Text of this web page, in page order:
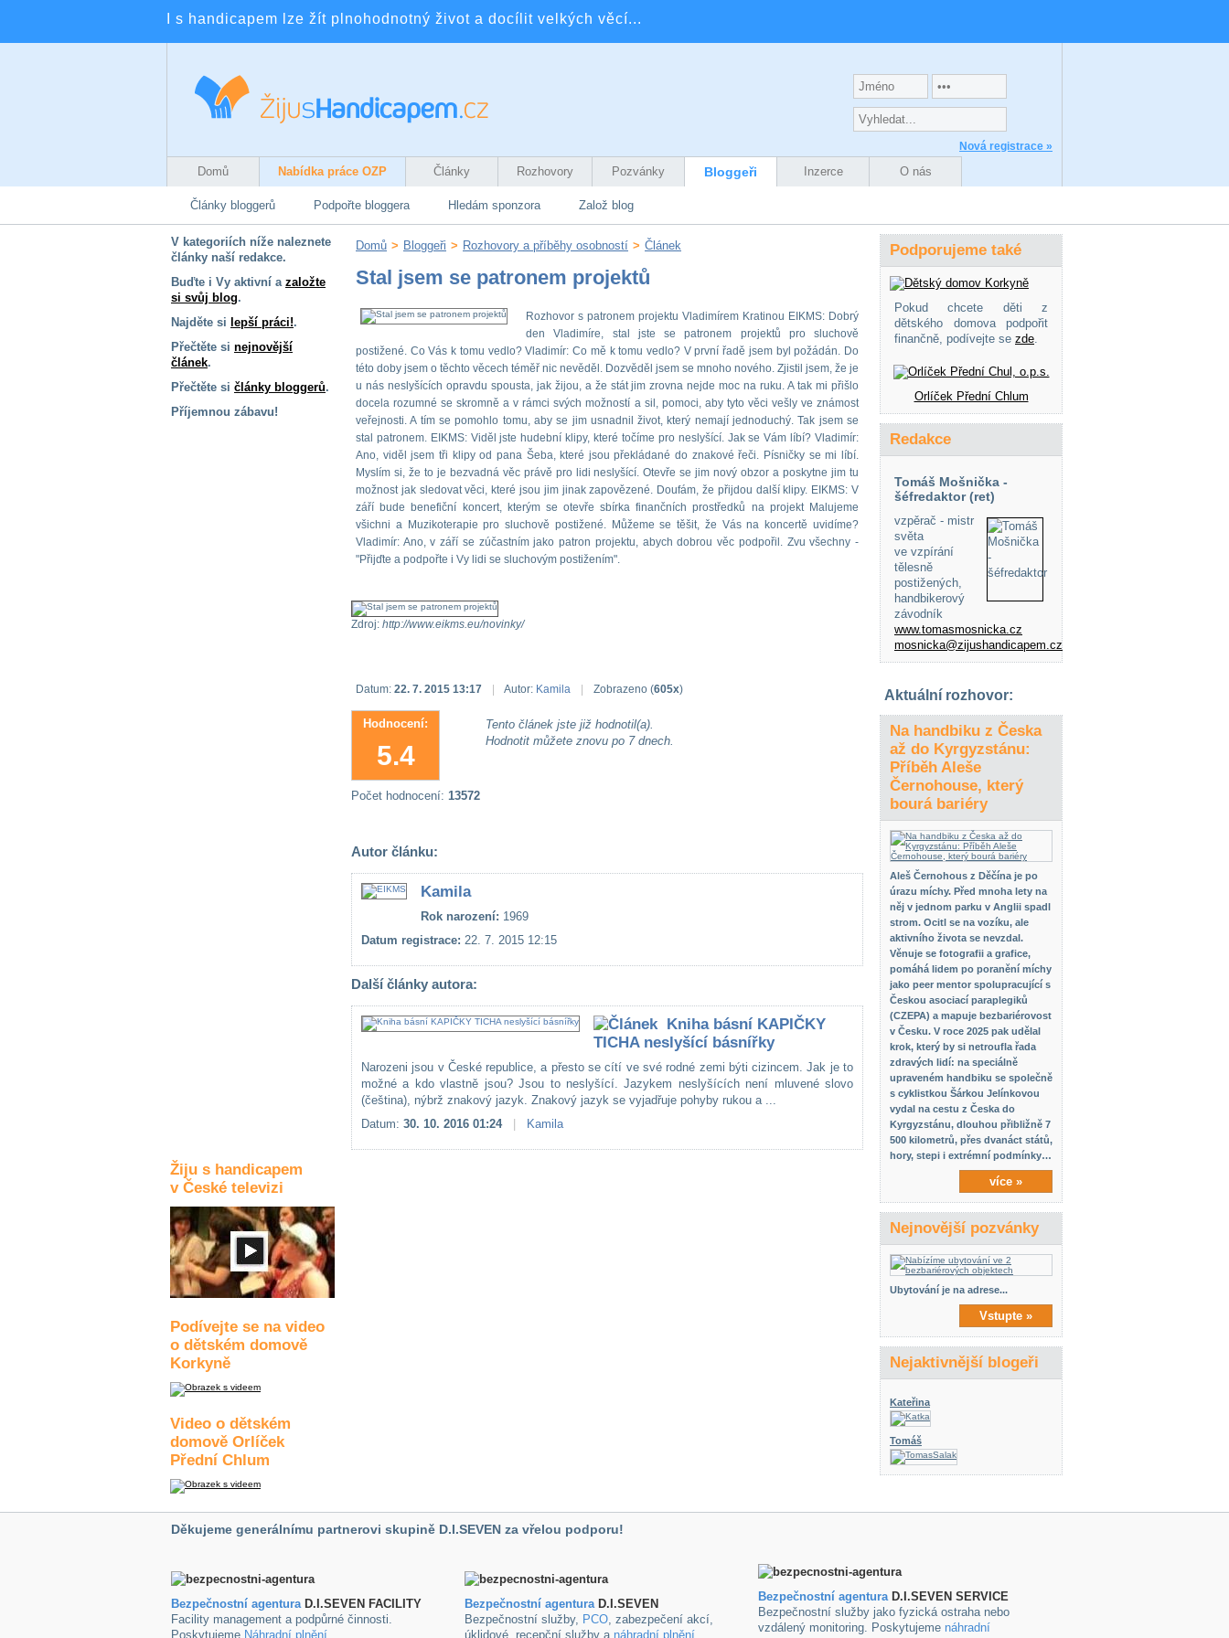
I s handicapem lze žít plnohodnotný život a docílit velkých věcí...
Nová registrace »
Domů Nabídka práce OZP Články Rozhovory Pozvánky Bloggeři Inzerce O nás
Články bloggerů Podpořte bloggera Hledám sponzora Založ blog
V kategoriích níže naleznete
články naší redakce.
Buďte i Vy aktivní a založte
si svůj blog.
Najděte si lepší práci!.
Přečtěte si nejnovější
článek.
Přečtěte si články bloggerů.
Příjemnou zábavu!
Žiju s handicapem
v České televizi
Podívejte se na video
o dětském domově
Korkyně
Video o dětském
domově Orlíček
Přední Chlum
Domů > Bloggeři > Rozhovory a příběhy osobností > Článek
Stal jsem se patronem projektů
Rozhovor s patronem projektu Vladimírem Kratinou EIKMS: Dobrý
den Vladimíre, stal jste se patronem projektů pro sluchově
postižené. Co Vás k tomu vedlo? Vladimír: Co mě k tomu vedlo? V první řadě jsem byl požádán. Do
této doby jsem o těchto věcech téměř nic nevěděl. Dozvěděl jsem se mnoho nového. Zjistil jsem, že je
u nás neslyšících opravdu spousta, jak žijou, a že stát jim zrovna nejde moc na ruku. A tak mi přišlo
docela rozumné se skromně a v rámci svých možností a sil, pomoci, aby tyto věci vešly ve známost
veřejnosti. A tím se pomohlo tomu, aby se jim usnadnil život, který nemají jednoduchý. Tak jsem se
stal patronem. EIKMS: Viděl jste hudební klipy, které točíme pro neslyšící. Jak se Vám líbí? Vladimír:
Ano, viděl jsem tři klipy od pana Šeba, které jsou překládané do znakové řeči. Písničky se mi líbí.
Myslím si, že to je bezvadná věc právě pro lidi neslyšící. Otevře se jim nový obzor a poskytne jim tu
možnost jak sledovat věci, které jsou jim jinak zapovězené. Doufám, že přijdou další klipy. EIKMS: V
září bude benefiční koncert, kterým se otevře sbírka finančních prostředků na projekt Malujeme
všichni a Muzikoterapie pro sluchově postižené. Můžeme se těšit, že Vás na koncertě uvidíme?
Vladimír: Ano, v září se zúčastním jako patron projektu, abych dobrou věc podpořil. Zvu všechny -
"Přijďte a podpořte i Vy lidi se sluchovým postižením".
Zdroj: http://www.eikms.eu/novinky/
Datum: 22. 7. 2015 13:17 Autor: Kamila Zobrazeno (605x)
Hodnocení:
5.4
Tento článek jste již hodnotil(a).
Hodnotit můžete znovu po 7 dnech.
Počet hodnocení: 13572
Autor článku:
Kamila
Rok narození: 1969
Datum registrace: 22. 7. 2015 12:15
Další články autora:
Kniha básní KAPIČKY
TICHA neslyšící básnířky
Narozeni jsou v České republice, a přesto se cítí ve své rodné zemi býti cizincem. Jak je to
možné a kdo vlastně jsou? Jsou to neslyšící. Jazykem neslyšících není mluvené slovo
(čeština), nýbrž znakový jazyk. Znakový jazyk se vyjadřuje pohyby rukou a ...
Datum: 30. 10. 2016 01:24 Kamila
Podporujeme také
Pokud chcete děti z
dětského domova podpořit
finančně, podívejte se zde.
Orlíček Přední Chlum
Redakce
Tomáš Mošnička -
šéfredaktor (ret)
vzpěrač - mistr
světa
ve vzpírání
tělesně
postižených,
handbikerový
závodník
www.tomasmosnicka.cz
mosnicka@zijushandicapem.cz
Aktuální rozhovor:
Na handbiku z Česka
až do Kyrgyzstánu:
Příběh Aleše
Černohouse, který
bourá bariéry
Aleš Černohous z Děčína je po
úrazu míchy. Před mnoha lety na
něj v jednom parku v Anglii spadl
strom. Ocitl se na vozíku, ale
aktivního života se nevzdal.
Věnuje se fotografii a grafice,
pomáhá lidem po poranění míchy
jako peer mentor spolupracující s
Českou asociací paraplegiků
(CZEPA) a mapuje bezbariérovost
v Česku. V roce 2025 pak udělal
krok, který by si netroufla řada
zdravých lidí: na speciálně
upraveném handbiku se společně
s cyklistkou Šárkou Jelínkovou
vydal na cestu z Česka do
Kyrgyzstánu, dlouhou přibližně 7
500 kilometrů, přes dvanáct států,
hory, stepi i extrémní podmínky…
více »
Nejnovější pozvánky
Ubytování je na adrese...
Vstupte »
Nejaktivnější blogeři
Kateřina
Tomáš
Děkujeme generálnímu partnerovi skupině D.I.SEVEN za vřelou podporu!
Bezpečnostní agenturaD.I.SEVEN FACILITY
Facility management a podpůrné činnosti.
Poskytujeme Náhradní plnění
Bezpečnostní agenturaD.I.SEVEN
Bezpečnostní služby, PCO, zabezpečení akcí,
úklidové ,recepční služby a náhradní plnění
Bezpečnostní agenturaD.I.SEVEN SERVICE
Bezpečnostní služby jako fyzická ostraha nebo
vzdálený monitoring. Poskytujeme náhradní